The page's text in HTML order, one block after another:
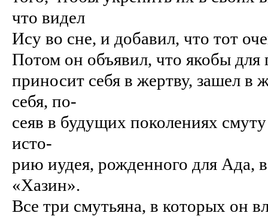
что видел
Ису во сне, и добавил, что тот
Потом он объявил, что якобы
приносит себя в жертву, зашел в
себя, по-
сеяв в будущих поколениях
исто-
рию иудея, рожденного для Ада,
«Хазин».
Все три смутьяна, в которых он